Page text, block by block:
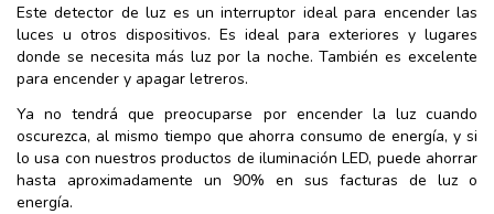
Este detector de luz es un interruptor ideal para encender las
luces u otros dispositivos. Es ideal para exteriores y lugares
donde se necesita más luz por la noche. También es excelente
para encender y apagar letreros.
Ya no tendrá que preocuparse por encender la luz cuando
oscurezca, al mismo tiempo que ahorra consumo de energía, y si
lo usa con nuestros productos de iluminación LED, puede ahorrar
hasta aproximadamente un 90% en sus facturas de luz o
energía.